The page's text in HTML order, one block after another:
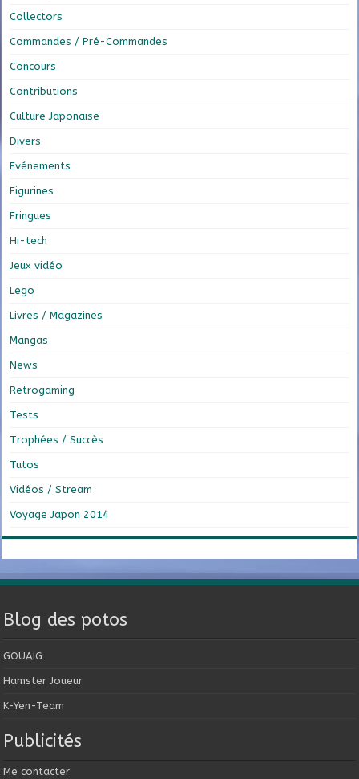
Collectors
Commandes / Pré-Commandes
Concours
Contributions
Culture Japonaise
Divers
Evénements
Figurines
Fringues
Hi-tech
Jeux vidéo
Lego
Livres / Magazines
Mangas
News
Retrogaming
Tests
Trophées / Succès
Tutos
Vidéos / Stream
Voyage Japon 2014
Blog des potos
GOUAIG
Hamster Joueur
K-Yen-Team
Publicités
Me contacter